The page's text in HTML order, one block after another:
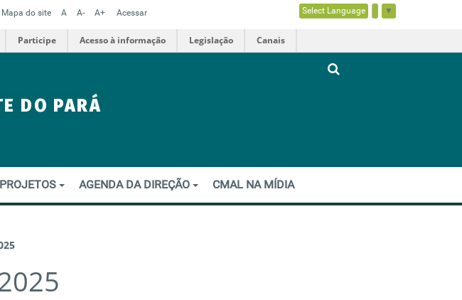
Mapa do site A A- A+ Acessar Select Language ▼
Participe Acesso à informação Legislação Canais
DO PARÁ
PROJETOS AGENDA DA DIREÇÃO CMAL NA MÍDIA